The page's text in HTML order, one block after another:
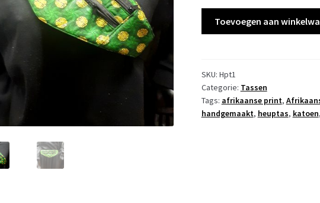
€ 30,00.€
Toevoegen aan
SKU: Hpt1
Categorie: Tassen
Tags: afrikaanse print,
handgemaakt, heuptas, katoen,